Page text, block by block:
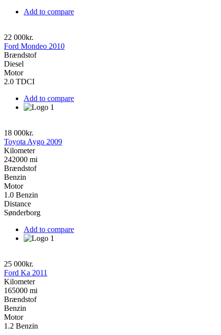
Add to compare
22 000kr.
Ford Mondeo 2010
Brændstof
Diesel
Motor
2.0 TDCI
Add to compare
18 000kr.
Toyota Aygo 2009
Kilometer
242000 mi
Brændstof
Benzin
Motor
1.0 Benzin
Distance
Sønderborg
Add to compare
25 000kr.
Ford Ka 2011
Kilometer
165000 mi
Brændstof
Benzin
Motor
1.2 Benzin